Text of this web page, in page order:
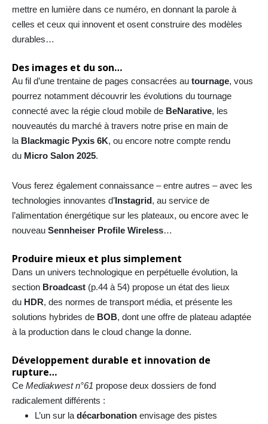
mettre en lumière dans ce numéro, en donnant la parole à
celles et ceux qui innovent et osent construire des modèles
durables…
Des images et du son…
Au fil d’une trentaine de pages consacrées au tournage, vous
pourrez notamment découvrir les évolutions du tournage
connecté avec la régie cloud mobile de BeNarative, les
nouveautés du marché à travers notre prise en main de
la Blackmagic Pyxis 6K, ou encore notre compte rendu
du Micro Salon 2025.
Vous ferez également connaissance – entre autres – avec les
technologies innovantes d’Instagrid, au service de
l’alimentation énergétique sur les plateaux, ou encore avec le
nouveau Sennheiser Profile Wireless…
Produire mieux et plus simplement
Dans un univers technologique en perpétuelle évolution, la
section Broadcast (p.44 à 54) propose un état des lieux
du HDR, des normes de transport média, et présente les
solutions hybrides de BOB, dont une offre de plateau adaptée
à la production dans le cloud change la donne.
Développement durable et innovation de
rupture…
Ce Mediakwest n°61 propose deux dossiers de fond
radicalement différents :
L’un sur la décarbonationenvisage des pistes